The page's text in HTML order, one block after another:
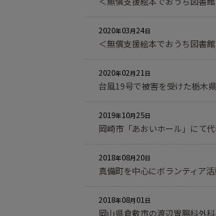
2020年03月24日
＜無償支援絵本でおうち図書
2020年02月21 日
台風19号で被害を受けた栃木
2019年10月25日
岡崎市「あおいホール」にて
2018年08月20日
真備町を中心にボランティア
2018年08月 01 日
岡山県倉敷市の渡辺胃腸科外